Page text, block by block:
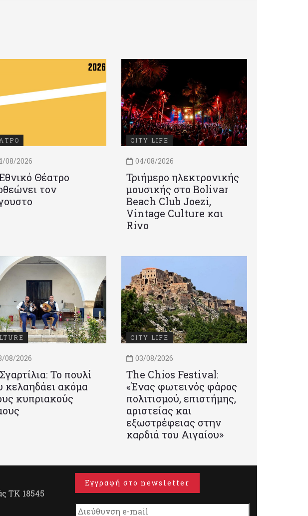
08/2026
Θέατρο
τον
CITY LIFE
04/08/2026
Τριήμερο ηλεκτρονικής
μουσικής στο Bolivar
Beach Club Joezi,
Vintage Culture και
Rivo
08/2026
Το πουλί
κελαηδάει ακόμα
κυπριακούς
CITY LIFE
03/08/2026
Τhe Chios Festival:
«Ένας φωτεινός φάρος
πολιτισμού, επιστήμης,
αριστείας και
εξωστρέφειας στην
καρδιά του Αιγαίου»
ΤΚ 18545
Εγγραφή στο newsletter